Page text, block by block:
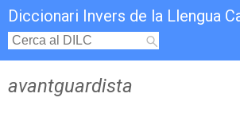
Diccionari Invers de la Llengua
avantguardista